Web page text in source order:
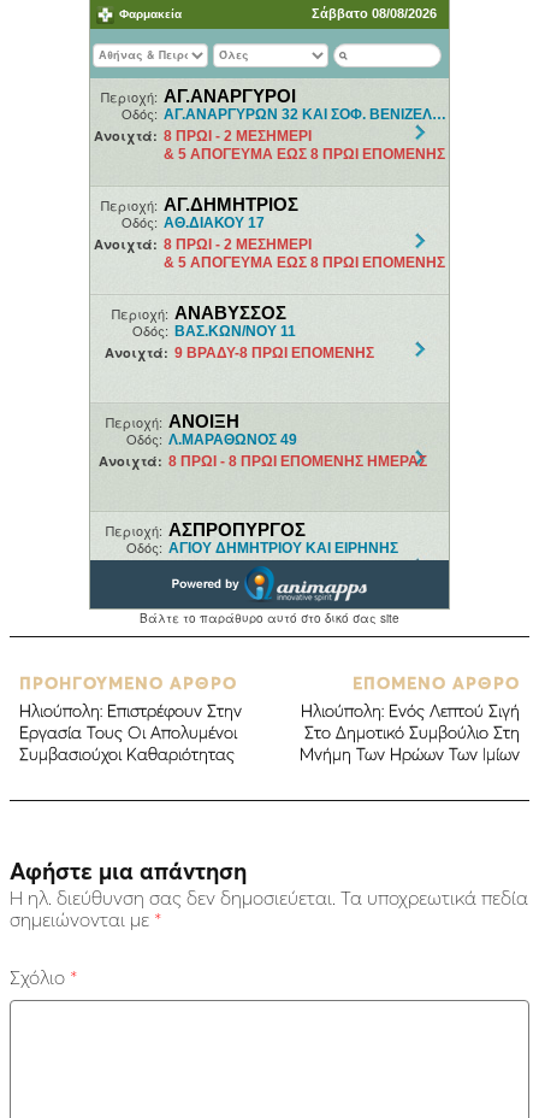
ΠΡΟΗΓΟΥΜΕΝΟ ΑΡΘΡΟ
Ηλιούπολη: Επιστρέφουν Στην
Εργασία Τους Οι Απολυμένοι
Συμβασιούχοι Kαθαριότητας
ΕΠΟΜΕΝΟ ΑΡΘΡΟ
Ηλιούπολη: Ενός Λεπτού Σιγή
Στο Δημοτικό Συμβούλιο Στη
Μνήμη Των Ηρώων Των Ιμίων
Αφήστε μια απάντηση
Η ηλ. διεύθυνση σας δεν δημοσιεύεται. Τα υποχρεωτικά πεδία
σημειώνονται με *
Σχόλιο *